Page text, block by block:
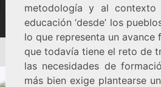
metodología y al
educación ‘desde’ los
lo que representa un
que todavía tiene el reto de
las necesidades de
más bien exige plantearse